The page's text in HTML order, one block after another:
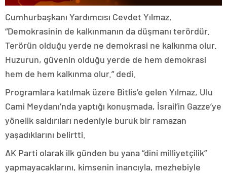
Cumhurbaşkanı Yardımcısı Cevdet Yılmaz,
“Demokrasinin de kalkınmanın da düşmanı terördür.
Terörün olduğu yerde ne demokrasi ne kalkınma olur.
Huzurun, güvenin olduğu yerde de hem demokrasi
hem de hem kalkınma olur.” dedi.
Programlara katılmak üzere Bitlis’e gelen Yılmaz, Ulu
Cami Meydanı’nda yaptığı konuşmada, İsrail’in Gazze’ye
yönelik saldırıları nedeniyle buruk bir ramazan
yaşadıklarını belirtti.
AK Parti olarak ilk günden bu yana “dini milliyetçilik”
yapmayacaklarını, kimsenin inancıyla, mezhebiyle